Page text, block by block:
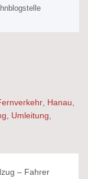
Hanau
Umleitung
– Fahrer